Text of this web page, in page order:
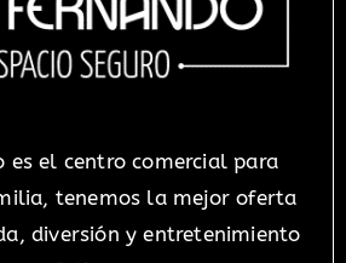
es el centro comercial para
tenemos la mejor oferta
diversión y entretenimiento